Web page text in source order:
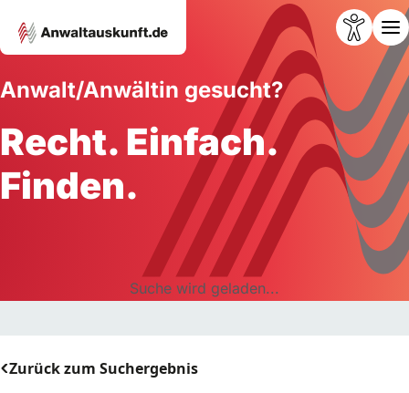
Anwalt/Anwältin gesucht?
Recht. Einfach.
Finden.
Suche wird geladen...
Zurück zum Suchergebnis